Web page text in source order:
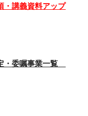
講義資料アップ
・委嘱事業一覧